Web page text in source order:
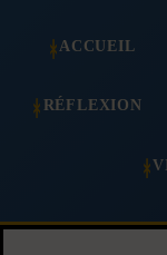
ACCUEIL
RÉFLEXION